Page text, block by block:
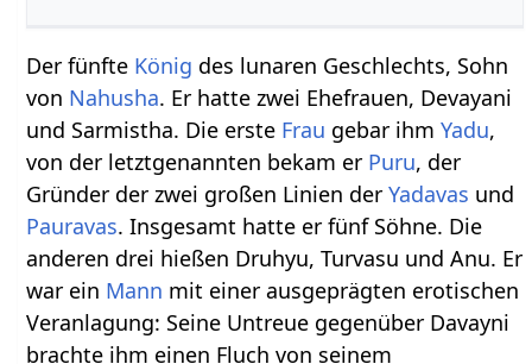
Der fünfte König des lunaren Geschlechts, Sohn
von Nahusha. Er hatte zwei Ehefrauen, Devayani
und Sarmistha. Die erste Frau gebar ihmYadu,
von der letztgenannten bekam er Puru, der
Gründer der zwei großen Linien derYadavas und
Pauravas. Insgesamt hatte er fünf Söhne. Die
anderen drei hießen Druhyu, Turvasu und Anu. Er
war ein Mann mit einer ausgeprägten erotischen
Veranlagung: Seine Untreue gegenüber Davayni
brachte ihm einen Fluch von seinem